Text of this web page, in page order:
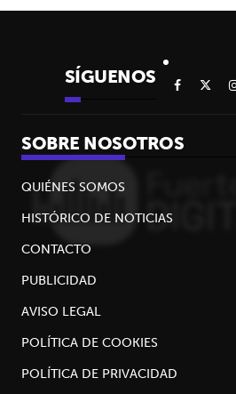
SÍGUENOS
SOBRE NOSOTROS
QUIÉNES SOMOS
HISTÓRICO DE NOTICIAS
CONTACTO
PUBLICIDAD
AVISO LEGAL
POLÍTICA DE COOKIES
POLÍTICA DE PRIVACIDAD